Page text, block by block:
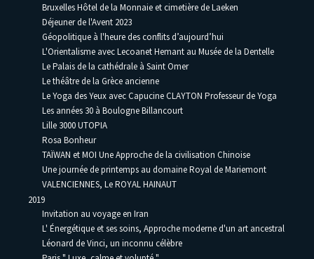
Bruxelles Hôtel de la Monnaie et cimetière de Laeken
Déjeuner de l'Avent 2023
Géopolitique à l'heure des conflits d’aujourd’hui
L'Orientalisme avec Lecoanet Hemant au Musée de la Dentelle
Le Palais de la cathédrale à Saint Omer
Le théâtre de la Grèce ancienne
Le Yoga des Yeux avec Capucine CLAYTON Professeur de Yoga
Les années 30 à Boulogne Billancourt
Lille 3000 UTOPIA
Rosa Bonheur
TAÏWAN et MOI Une Approche de la civilisation Chinoise
Une journée de printemps au domaine Royal de Mariemont
VALENCIENNES, Le ROYAL HAINAUT
2019
Invitation au voyage en Iran
L' Énergétique et ses soins, Approche moderne d'un art ancestral
Léonard de Vinci, un inconnu célèbre